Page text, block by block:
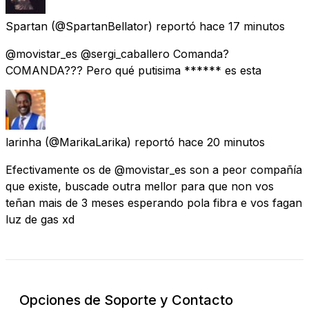
Spartan (@SpartanBellator) reportó hace 17 minutos
@movistar_es @sergi_caballero Comanda?
COMANDA??? Pero qué putisima ****** es esta
larinha (@MarikaLarika) reportó hace 20 minutos
Efectivamente os de @movistar_es son a peor compañía
que existe, buscade outra mellor para que non vos
teñan mais de 3 meses esperando pola fibra e vos fagan
luz de gas xd
Opciones de Soporte y Contacto